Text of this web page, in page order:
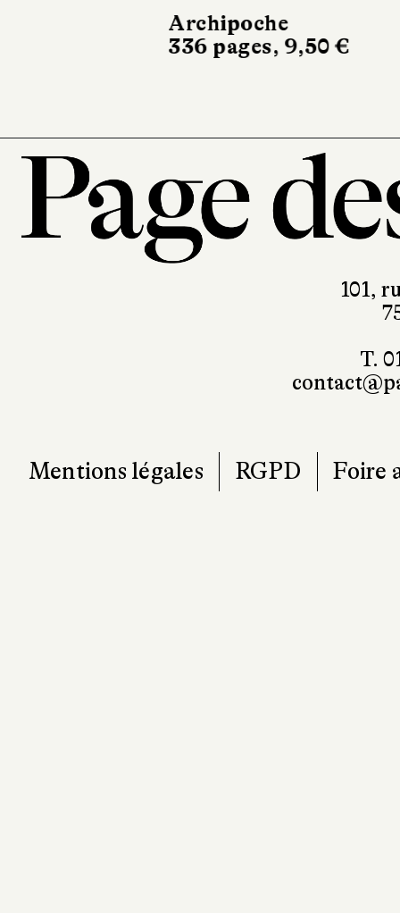
Archipoche
336 pages, 9,50 €
101,
T.
Mentions légales RGPD Foire